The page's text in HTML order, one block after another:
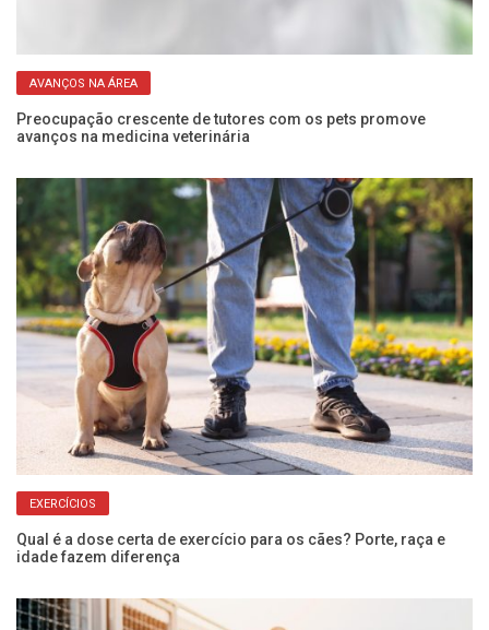
AVANÇOS NA ÁREA
Preocupação crescente de tutores com os pets promove
avanços na medicina veterinária
EXERCÍCIOS
Qual é a dose certa de exercício para os cães? Porte, raça e
idade fazem diferença